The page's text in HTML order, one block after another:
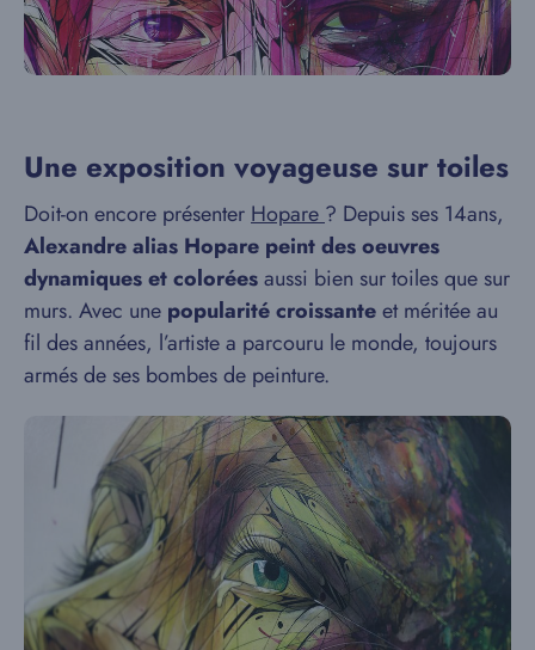
Une exposition voyageuse sur toiles
Doit-on encore présenter Hopare ? Depuis ses 14ans,
Alexandre alias Hopare peint des oeuvres
dynamiques et coloréesaussi bien sur toiles que sur
murs. Avec une popularité croissanteet méritée au
fil des années, l’artiste a parcouru le monde, toujours
armés de ses bombes de peinture.